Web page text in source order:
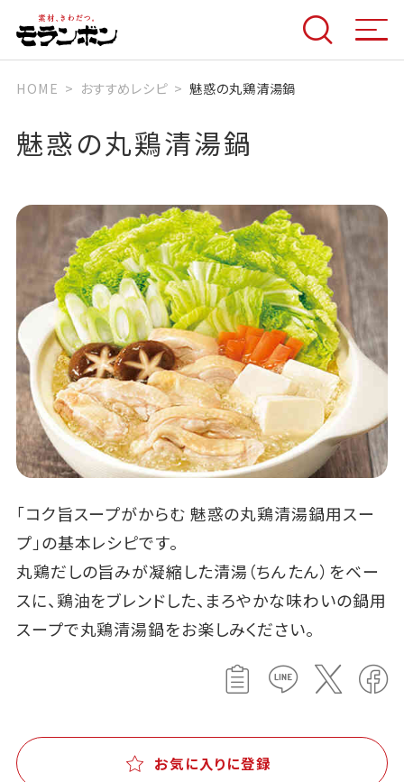
HOME おすすめレシピ 魅惑の丸鶏清湯鍋
魅惑の丸鶏清湯鍋
「コク旨スープがからむ 魅惑の丸鶏清湯鍋用スー
プ」の基本レシピです。
丸鶏だしの旨みが凝縮した清湯（ちんたん）をベー
スに、鶏油をブレンドした、まろやかな味わいの鍋用
スープで丸鶏清湯鍋をお楽しみください。
お気に入りに登録